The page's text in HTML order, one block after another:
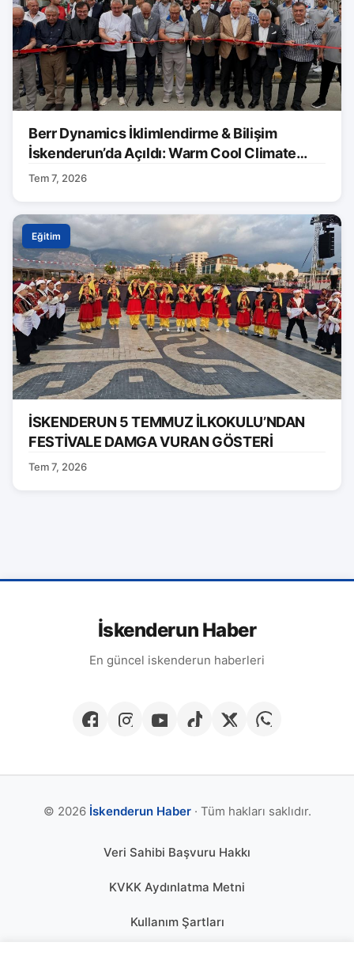
Berr Dynamics İklimlendirme & Bilişim
İskenderun’da Açıldı: Warm Cool Climate
Markası Tanıtıldı
Tem 7, 2026
Eğitim
İSKENDERUN 5 TEMMUZ İLKOKULU’NDAN
FESTİVALE DAMGA VURAN GÖSTERİ
Tem 7, 2026
İskenderun Haber
En güncel iskenderun haberleri
© 2026 İskenderun Haber· Tüm hakları saklıdır.
Veri Sahibi Başvuru Hakkı
KVKK Aydınlatma Metni
Kullanım Şartları